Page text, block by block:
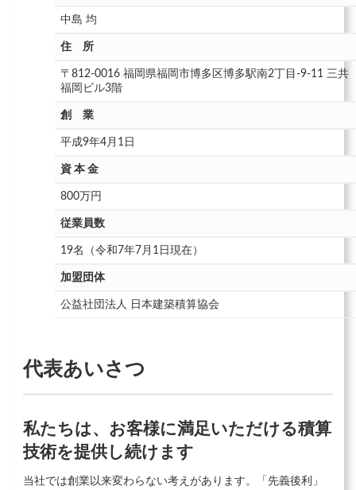
中島 均
住 所
〒812-0016 福岡県福岡市博多区博多駅南2丁目-9-11 三共
福岡ビル3階
創 業
平成9年4月1日
資 本 金
800万円
従業員数
19名（令和7年7月1日現在）
加盟団体
公益社団法人 日本建築積算協会
代表あいさつ
私たちは、お客様に満足いただける積算
技術を提供し続けます
当社では創業以来変わらない考えがあります。「先義後利」